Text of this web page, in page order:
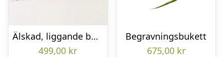
Älskad, liggande bukett
499,00 kr
Begravningsbukett
675,00 kr